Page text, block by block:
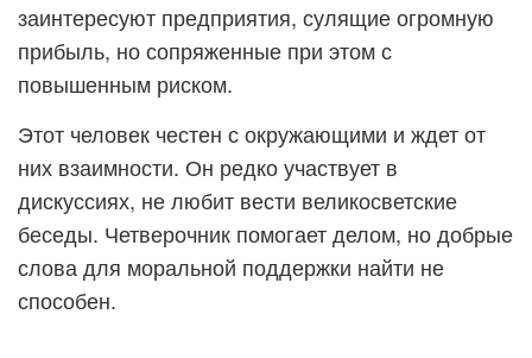
заинтересуют предприятия, сулящие огромную
прибыль, но сопряженные при этом с
повышенным риском.
Этот человек честен с окружающими и ждет от
них взаимности. Он редко участвует в
дискуссиях, не любит вести великосветские
беседы. Четверочник помогает делом, но добрые
слова для моральной поддержки найти не
способен.